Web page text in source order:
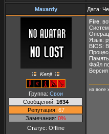
Maxardy Дата:
Kenji
Группа: Свои
Сообщений: 1634
Репутация: 67
Замечания: 0%
Статус: Offline
Fire ,
Язык:
BIOS:
Файл
на воле